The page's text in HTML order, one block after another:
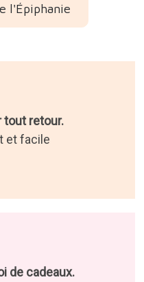
l'Épiphanie
tout retour.
et facile
de cadeaux.